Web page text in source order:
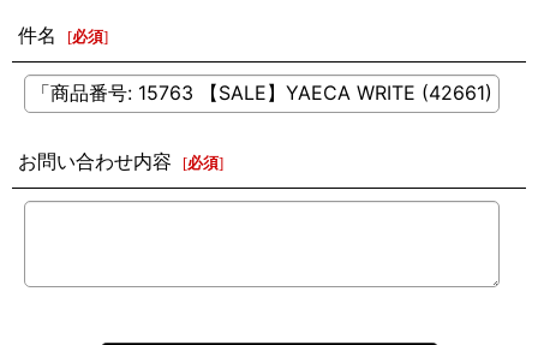
件名 [必須]
お問い合わせ内容 [必須]